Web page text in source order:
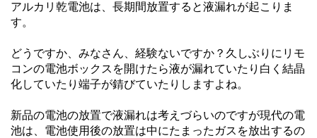
アルカリ乾電池は、長期間放置すると液漏れが起こりま
す。
どうですか、みなさん、経験ないですか？久しぶりにリモ
コンの電池ボックスを開けたら液が漏れていたり白く結晶
化していたり端子が錆びていたりしますよね。
新品の電池の放置で液漏れは考えづらいのですが現代の電
池は、電池使用後の放置は中にたまったガスを放出するの